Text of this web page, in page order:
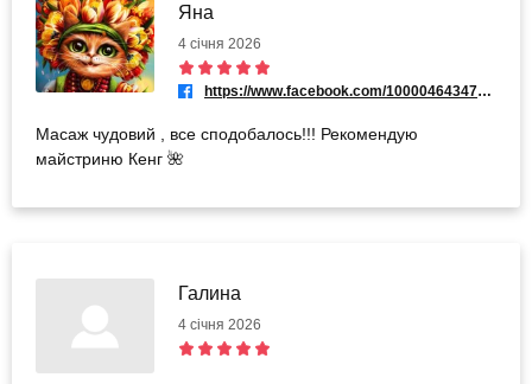
Яна
4 січня 2026
https://www.facebook.com/100004643479174
Масаж чудовий , все сподобалось!!! Рекомендую
майстриню Кенг 🌺
Галина
4 січня 2026